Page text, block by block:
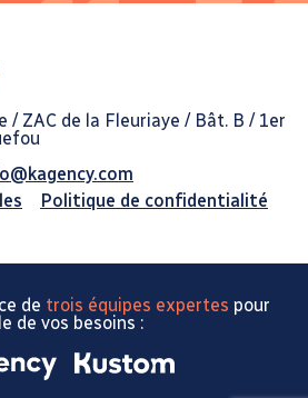
/ ZAC de la Fleuriaye / Bât. B / 1er
Politique de confidentialité
de trois équipes expertes pour
de vos besoins :